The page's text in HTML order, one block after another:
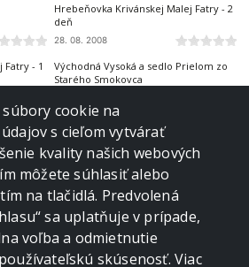
Hrebeňovka Krivánskej Malej Fatry - 2
deň
28. 08. 2008
Fatry - 1
VYSOKÉ TATRY
Východná Vysoká a sedlo Prielom zo
Starého Smokovca
z
Z Kriviana na Pusté pole (s nocľahom)
10. 08. 2008
VOLOVSKÉ VRCHY
Kloptaň z Mníška nad Hnilcom
27. 07. 2008
NÍZKE TATRY
Kráľova hoľa z Pustého poľa
cookie na
s cieľom vytvárať
kvality našich webových
môžete súhlasiť alebo
na tlačidlá. Predvolená
sa uplatňuje v prípade,
voľba a odmietnutie
skúsenosť. Viac